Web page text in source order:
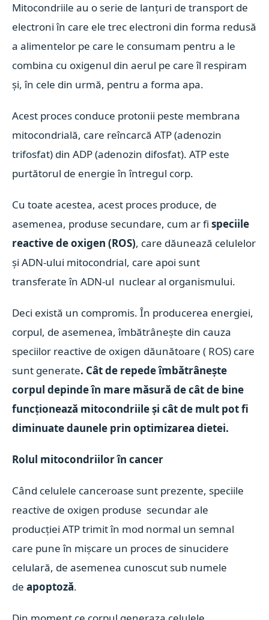
Mitocondriile au o serie de lanțuri de transport de
electroni în care ele trec electroni din forma redusă
a alimentelor pe care le consumam pentru a le
combina cu oxigenul din aerul pe care îl respiram
și, în cele din urmă, pentru a forma apa.
Acest proces conduce protonii peste membrana
mitocondrială, care reîncarcă ATP (adenozin
trifosfat) din ADP (adenozin difosfat). ATP este
purtătorul de energie în întregul corp.
Cu toate acestea, acest proces produce, de
asemenea, produse secundare, cum ar fispeciile
reactive de oxigen (ROS), care dăunează celulelor
și ADN-ului mitocondrial, care apoi sunt
transferate în ADN-ul nuclear al organismului.
Deci există un compromis. În producerea energiei,
corpul, de asemenea, îmbătrânește din cauza
speciilor reactive de oxigen dăunătoare ( ROS) care
sunt generate. Cât de repede îmbătrânește
corpul depinde în mare măsură de cât de bine
funcționează mitocondriile și cât de mult pot fi
diminuate daunele prin optimizarea dietei.
Rolul mitocondriilor în cancer
Când celulele canceroase sunt prezente, speciile
reactive de oxigen produse secundar ale
producției ATP trimit în mod normal un semnal
care pune în mișcare un proces de sinucidere
celulară, de asemenea cunoscut sub numele
deapoptoză.